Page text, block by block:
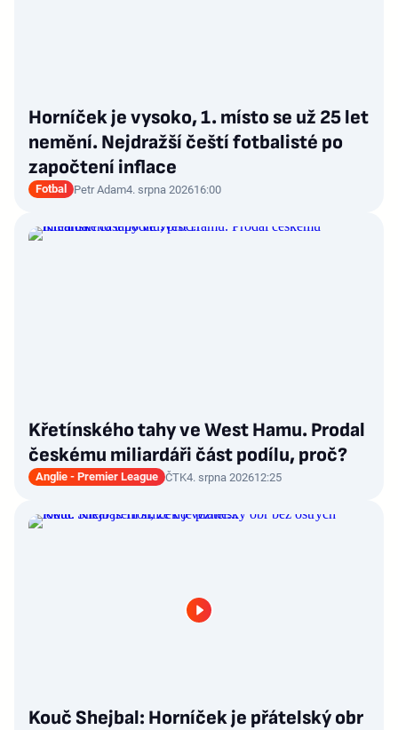
Horníček je vysoko, 1. místo se už 25 let
nemění. Nejdražší čeští fotbalisté po
započtení inflace
Fotbal Petr Adam4. srpna 202616:00
Křetínského tahy ve West Hamu. Prodal
českému miliardáři část podílu, proč?
Anglie - Premier League ČTK4. srpna 202612:25
Kouč Shejbal: Horníček je přátelský obr